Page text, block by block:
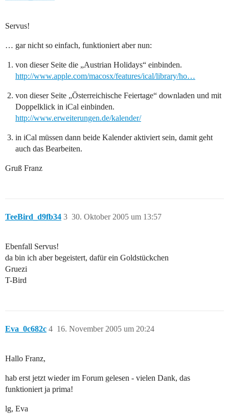
Servus!
… gar nicht so einfach, funktioniert aber nun:
von dieser Seite die „Austrian Holidays“ einbinden.
http://www.apple.com/macosx/features/ical/library/ho…
von dieser Seite „Österreichische Feiertage“ downladen und mit
Doppelklick in iCal einbinden.
http://www.erweiterungen.de/kalender/
in iCal müssen dann beide Kalender aktiviert sein, damit geht
auch das Bearbeiten.
Gruß Franz
TeeBird_d9fb34 30. Oktober 2005 um 13:57
3
Ebenfall Servus!
da bin ich aber begeistert, dafür ein Goldstückchen
Gruezi
T-Bird
Eva_0c682c 16. November 2005 um 20:24
4
Hallo Franz,
hab erst jetzt wieder im Forum gelesen - vielen Dank, das
funktioniert ja prima!
lg, Eva